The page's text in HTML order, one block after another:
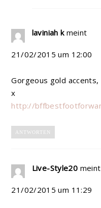
laviniah k meint
21/02/2015 um 12:00
Gorgeous gold
x
http://
ANTWORTEN
Live-Style20 meint
21/02/2015 um 11:29